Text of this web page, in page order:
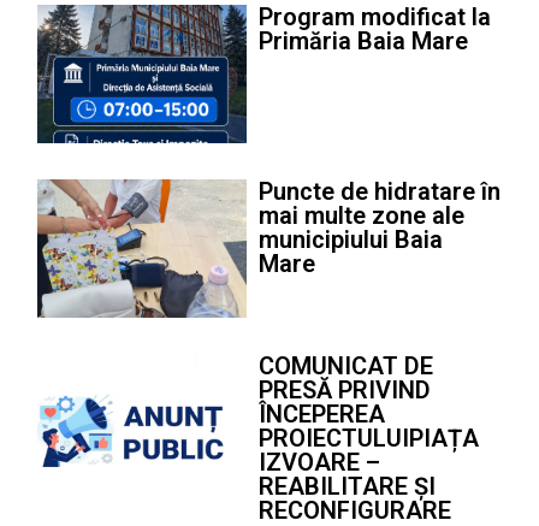
Program modificat la
Primăria Baia Mare
Puncte de hidratare în
mai multe zone ale
municipiului Baia
Mare
COMUNICAT DE
PRESĂ PRIVIND
ÎNCEPEREA
PROIECTULUIPIAȚA
IZVOARE –
REABILITARE ȘI
RECONFIGURARE